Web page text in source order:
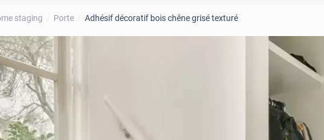
staging Porte Adhésif décoratif bois chêne grisé texturé